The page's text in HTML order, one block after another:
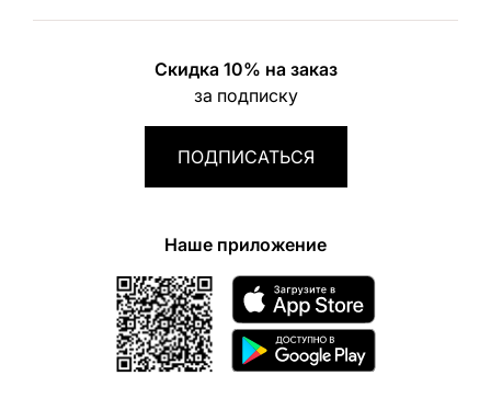
Скидка 10% на заказ
за подписку
ПОДПИСАТЬСЯ
Наше приложение